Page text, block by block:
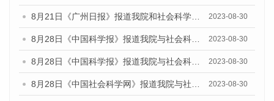
8月21日《广州日报》报道我院和社会科学文献出版社联合发布《广州数字经济发展报告（2023）》蓝皮书的媒体文章 2023-08-30
8月28日《中国科学报》报道我院与社会科学文献出版社联合发布《广州蓝皮书：广州创新型城市发展报告（2023）》的媒体文章 2023-08-30
8月28日《中国科学报》报道我院与社会科学文献出版社联合发布《广州蓝皮书：广州创新型城市发展报告（2023）》的媒体文章 2023-08-30
8月28日《中国社会科学网》报道我院与社会科学文献出版社联合发布《广州蓝皮书：广州创新型城市发展报告（2023）》的媒体文章 2023-08-30